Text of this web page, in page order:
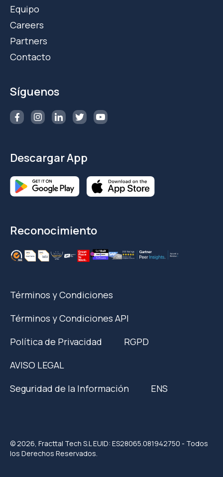
Equipo
Careers
Partners
Contacto
Síguenos
Descargar App
Reconocimiento
Términos y Condiciones
Términos y Condiciones API
Política de Privacidad
RGPD
AVISO LEGAL
Seguridad de la Información
ENS
© 2026, Fracttal Tech S.L EUID: ES28065.081942750 - Todos
los Derechos Reservados.